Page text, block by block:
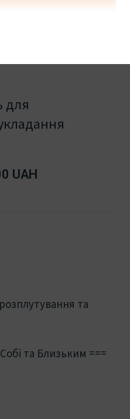
для
UAH
та
та Близьким ===